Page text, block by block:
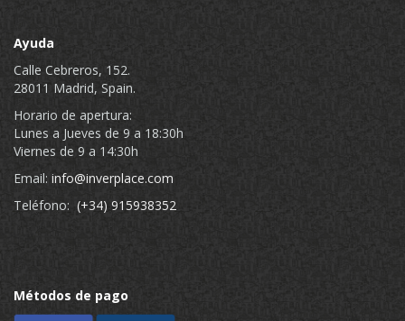
Ayuda
Calle Cebreros, 152.
28011 Madrid, Spain.
Horario de apertura:
Lunes a Jueves de 9 a 18:30h
Viernes de 9 a 14:30h
Email: info@inverplace.com
Teléfono: (+34) 915938352
Métodos de pago